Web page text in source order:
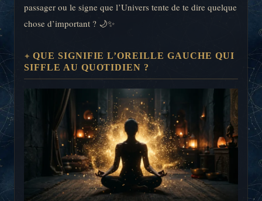
passager ou le signe que l’Univers tente de te dire quelque
chose d’important ? 🌙✨
QUE SIGNIFIE L’OREILLE GAUCHE QUI
SIFFLE AU QUOTIDIEN ?